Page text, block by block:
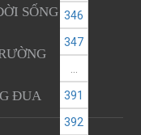
346
347
...
391
392
SỐNG
ĐUA